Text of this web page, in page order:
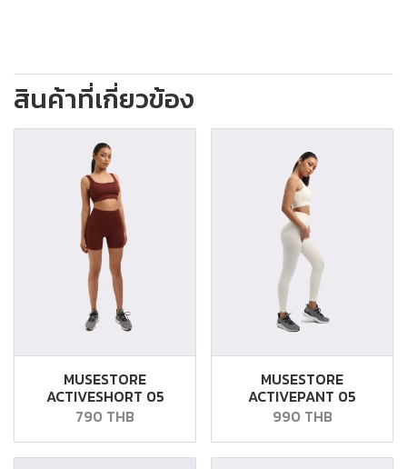
สินค้าที่เกี่ยวข้อง
MUSESTORE
ACTIVESHORT 05
790 THB
MUSESTORE
ACTIVEPANT 05
990 THB